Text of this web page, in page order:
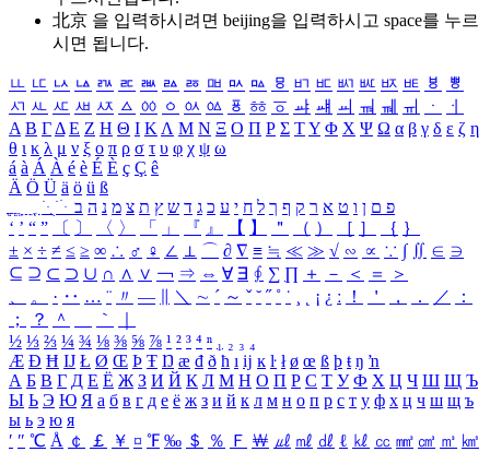
北京 을 입력하시려면 beijing을 입력하시고 space를 누르
시면 됩니다.
ㅥ ㅦ ㅧ ㅨ ㅩ ㅪ ㅫ ㅬ ㅭ ㅮ ㅯ ㅰ ㅱ ㅲ ㅳ ㅴ ㅵ ㅶ ㅷ ㅸ
ㅹ
ㅺ ㅻ ㅼ ㅽ ㅾ ㅿ ㆀ ㆁ ㆂ ㆃ ㆄ ㆅ ㆆ ㆇ ㆈ ㆉ ㆊ ㆋ ㆌ ㆍ
ㆎ
Α Β ΓΔ Ε Ζ Η Θ Ι ΚΛ Μ Ν Ξ Ο Π Ρ Σ ΤΥ Φ Χ Ψ Ω α β γ δ ε ζ η
θ ι κ λ μ ν ξ ο π ρ σ τ υ φ χ ψ ω
á à Á À é è É È ç Ç ê
Ä Ö Ü ä ö ü ß
ִֶֹ ֻּ ׁׂ פ ם ן ו ט א ר ק ף ך ל ח י ע כ ג ד ש ץ ת צ מ נ ה ב
‘ ’ “ ” 〔 〕 〈 〉 「 」 『 』 【 】 ＂ （ ） ［ ］ ｛ ｝
± × ÷ ≠ ≤ ≥ ∞ ∴ ♂ ♀ ∠ ⊥ ⌒ ∂ ∇ ≡ ≒ ≪ ≫ √ ∽ ∝ ∵ ∫ ∬ ∈ ∋
⊆ ⊇ ⊂ ⊃ ∪ ∩ ∧ ∨ ￢ ⇒ ⇔ ∀ ∃ ∮ ∑ ∏ ＋ － ＜ ＝
＞
、
。 · ‥ … ¨ 〃 ― ＼ ∼ ´ ～ ˇ ˘ ˝ ˚ ˙ ¸ ¡ ¿ ː ！ ＇ ， ． ／
：
；
？ ＾ ｀
½ ⅓ ⅔ ¼ ¾ ⅛ ⅜ ⅝ ⅞ ¹ ² ³ ⁴ ⁿ ₁ ₂ ₃ ₄
Æ Ð Ħ Ĳ Ł Ø Œ Þ Ŧ Ŋ æ đ ð ħ ı ĳ ĸ ŀ ł ø œ ß þ ŧ ŋ ŉ
А Б В Г Д Е Ё Ж З И Й К Л М Н О П Р С Т У Ф Х Ц Ч Ш Щ Ъ
Ы Ь Э Ю Я а б в г д е ё ж з и й к л м н о п р с т у ф х ц ч ш щ ъ
ы ь э ю я
′ ″ ℃ Å ￠ ￡ ￥ ¤ ℉ ‰ ＄ ％ Ｆ ￦ ㎕ ㎖ ㎗ ℓ ㎘ ㏄ ㎣ ㎤ ㎥ ㎦